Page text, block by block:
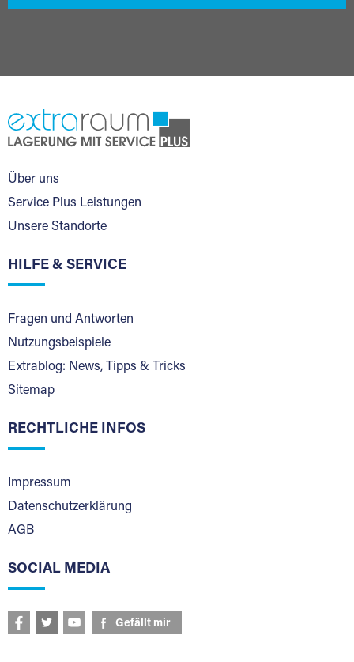
Über uns
Service Plus Leistungen
Unsere Standorte
HILFE & SERVICE
Fragen und Antworten
Nutzungsbeispiele
Extrablog: News, Tipps & Tricks
Sitemap
RECHTLICHE INFOS
Impressum
Datenschutzerklärung
AGB
SOCIAL MEDIA
Gefällt mir